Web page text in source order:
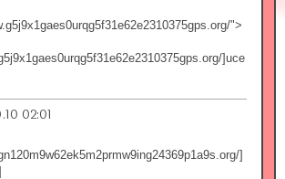
">
]uce
02:01
]